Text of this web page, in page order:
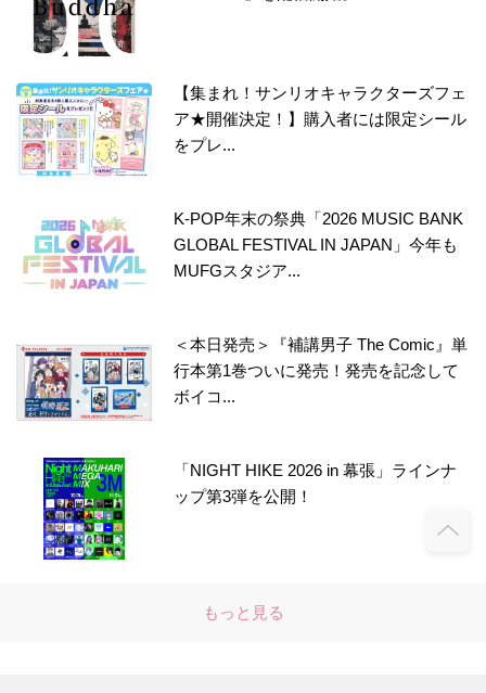
【集まれ！サンリオキャラクターズフェ
ア★開催決定！】購入者には限定シール
をプレ...
K-POP年末の祭典「2026 MUSIC BANK
GLOBAL FESTIVAL IN JAPAN」今年も
MUFGスタジア...
＜本日発売＞『補講男子 The Comic』単
行本第1巻ついに発売！発売を記念して
ボイコ...
「NIGHT HIKE 2026 in 幕張」ラインナ
ップ第3弾を公開！
もっと見る